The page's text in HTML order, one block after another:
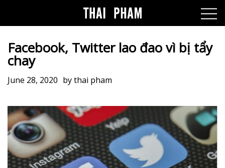
Facebook, Twitter lao đao vì bị tẩy
chay
June 28, 2020 bythai pham